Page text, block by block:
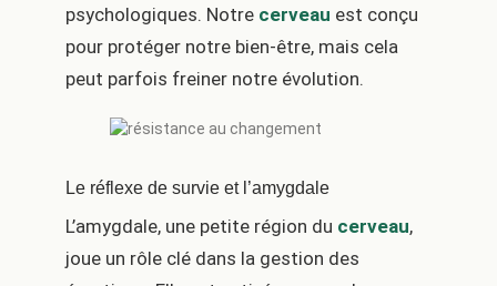
psychologiques. Notre cerveau est conçu
pour protéger notre bien-être, mais cela
peut parfois freiner notre évolution.
Le réflexe de survie et l’amygdale
L’amygdale, une petite région du cerveau,
joue un rôle clé dans la gestion des